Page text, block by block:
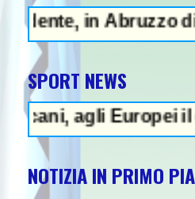
in Abruzzo dieci
SPORT NEWS
Europei il
NOTIZIA IN PRIMO